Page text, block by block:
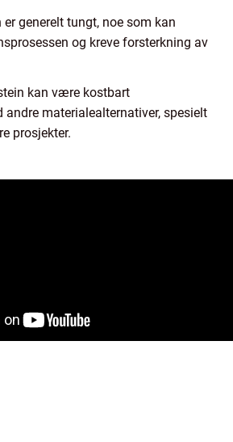
er generelt tungt, noe som kan
og kreve forsterkning av
kan være kostbart
materialealternativer, spesielt
prosjekter.